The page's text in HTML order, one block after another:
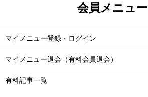
会員メニュー
マイメニュー登録・ログイン
マイメニュー退会（有料会員退会）
有料記事一覧